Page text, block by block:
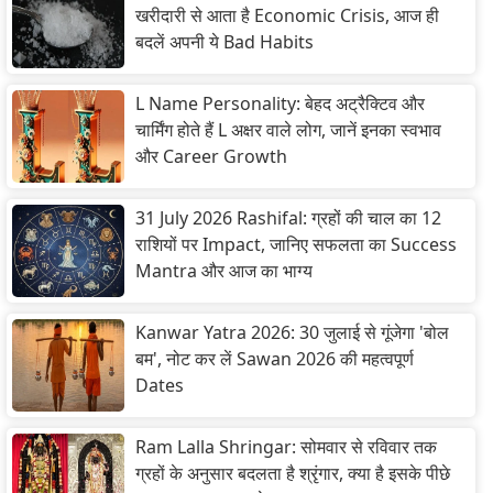
खरीदारी से आता है Economic Crisis, आज ही
बदलें अपनी ये Bad Habits
L Name Personality: बेहद अट्रैक्टिव और
चार्मिंग होते हैं L अक्षर वाले लोग, जानें इनका स्वभाव
और Career Growth
31 July 2026 Rashifal: ग्रहों की चाल का 12
राशियों पर Impact, जानिए सफलता का Success
Mantra और आज का भाग्य
Kanwar Yatra 2026: 30 जुलाई से गूंजेगा 'बोल
बम', नोट कर लें Sawan 2026 की महत्वपूर्ण
Dates
Ram Lalla Shringar: सोमवार से रविवार तक
ग्रहों के अनुसार बदलता है श्रृंगार, क्या है इसके पीछे